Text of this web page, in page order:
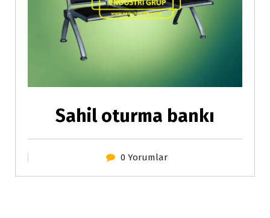
Sahil oturma bankı
0 Yorumlar